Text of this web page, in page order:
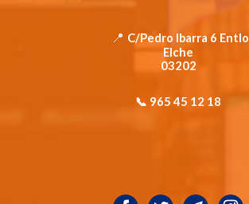
📍 C/Pedro Ibarra 6 Entlo
Elche
03202
📞 965 45 12 18